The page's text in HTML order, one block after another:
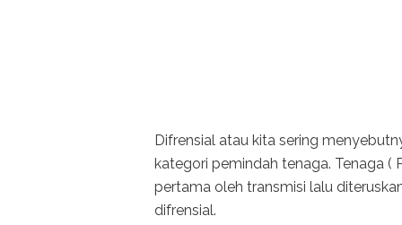
Difrensial atau kita sering
kategori pemindah tenaga. Tenaga (
pertama oleh transmisi lalu
difrensial.